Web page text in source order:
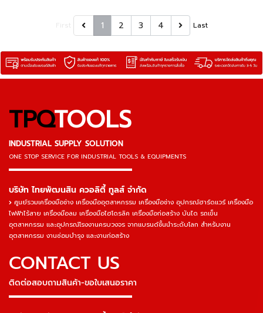
1 2 3 4 Last
TPQTOOLS
INDUSTRIAL SUPPLY SOLUTION
ONE STOP SERVICE FOR INDUSTRIAL TOOLS & EQUIPMENTS
▬▬▬▬▬▬▬▬▬▬▬▬▬▬▬
บริษัท ไทยพัฒนสิน ควอลิตี้ ทูลส์ จำกัด
ศูนย์รวมเครื่องมือช่าง เครื่องมืออุตสาหกรรม เครื่องมือช่าง อุปกรณ์ฮาร์ดแวร์ เครื่องมือ
ไฟฟ้าไร้สาย เครื่องมือลม เครื่องมือไฮโดรลิค เครื่องมือก่อสร้าง บันได รถเข็น
อุตสาหกรรม และอุปกรณ์โรงงานครบวงจร จากแบรนด์ชั้นนำระดับโลก สำหรับงาน
อุตสาหกรรม งานซ่อมบำรุง และงานก่อสร้าง
CONTACT US
ติดต่อสอบถามสินค้า-ขอใบเสนอราคา
▬▬▬▬▬▬▬▬▬▬▬▬▬▬▬